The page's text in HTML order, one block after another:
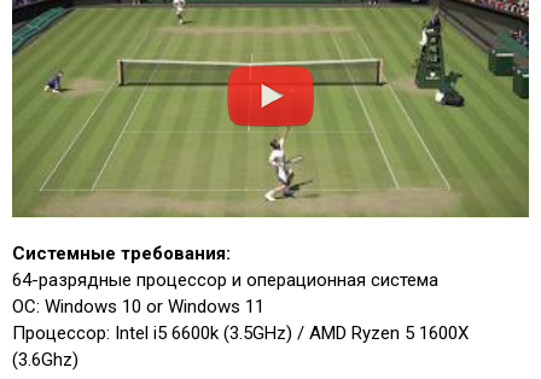
Системные требования:
64-разрядные процессор и операционная система
ОС: Windows 10 or Windows 11
Процессор: Intel i5 6600k (3.5GHz) / AMD Ryzen 5 1600X
(3.6Ghz)